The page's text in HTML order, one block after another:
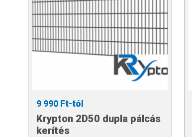
9 990 Ft-tól
Krypton 2D50 dupla pálcás
kerítés